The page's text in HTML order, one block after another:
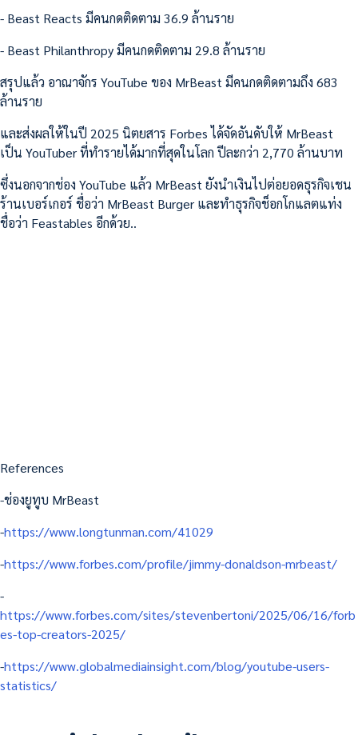
- Beast Reacts มีคนกดติดตาม 36.9 ล้านราย
- Beast Philanthropy มีคนกดติดตาม 29.8 ล้านราย
สรุปแล้ว อาณาจักร YouTube ของ MrBeast มีคนกดติดตามถึง 683
ล้านราย
และส่งผลให้ในปี 2025 นิตยสาร Forbes ได้จัดอันดับให้ MrBeast
เป็น YouTuber ที่ทำรายได้มากที่สุดในโลก ปีละกว่า 2,770 ล้านบาท
ซึ่งนอกจากช่อง YouTube แล้ว MrBeast ยังนำเงินไปต่อยอดธุรกิจเชน
ร้านเบอร์เกอร์ ชื่อว่า MrBeast Burger และทำธุรกิจช็อกโกแลตแท่ง
ชื่อว่า Feastables อีกด้วย..
References
-ช่องยูทูบ MrBeast
-https://www.longtunman.com/41029
-https://www.forbes.com/profile/jimmy-donaldson-mrbeast/
-
https://www.forbes.com/sites/stevenbertoni/2025/06/16/forb
es-top-creators-2025/
-https://www.globalmediainsight.com/blog/youtube-users-
statistics/